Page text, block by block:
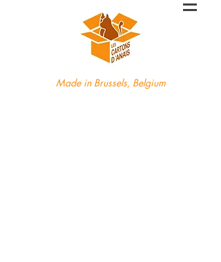
Made in Brussels, Belgium